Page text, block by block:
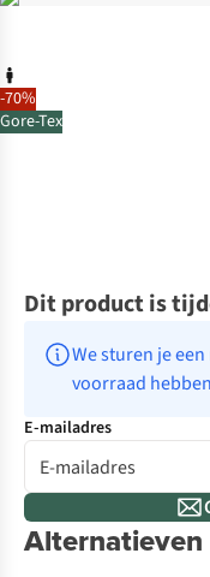
-70%
Gore-Tex
Dit product is
We sturen je
voorraad
E-mailadres
Alternatieven
Gore-Tex